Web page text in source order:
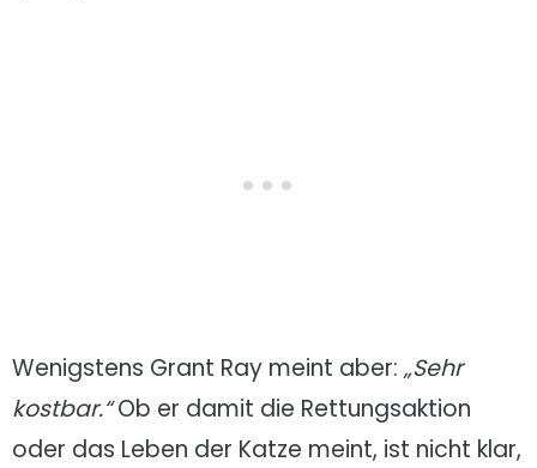
Wenigstens Grant Ray meint aber: „Sehr
kostbar.“Ob er damit die Rettungsaktion
oder das Leben der Katze meint, ist nicht klar,